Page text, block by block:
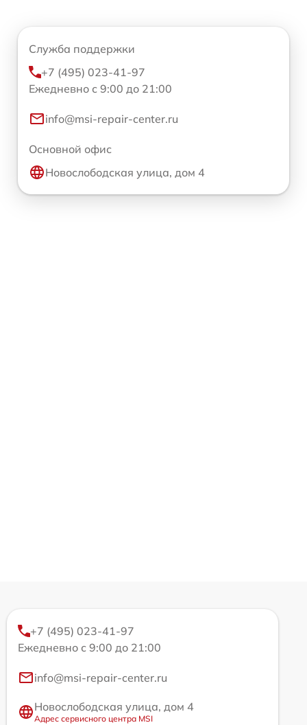
Служба поддержки
+7 (495) 023-41-97
Ежедневно с 9:00 до 21:00
info@msi-repair-center.ru
Основной офис
Новослободская улица, дом 4
+7 (495) 023-41-97
Ежедневно с 9:00 до 21:00
info@msi-repair-center.ru
Новослободская улица, дом 4
Адрес сервисного центра MSI